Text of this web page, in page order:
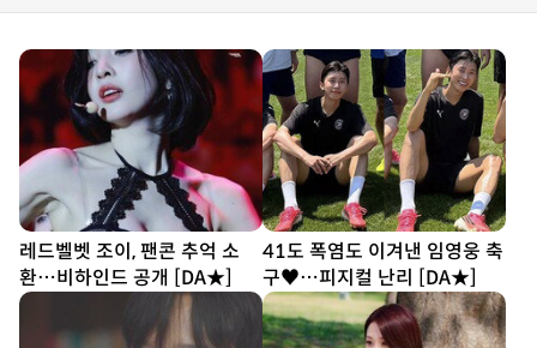
레드벨벳 조이, 팬콘 추억 소
환…비하인드 공개 [DA★]
41도 폭염도 이겨낸 임영웅 축
구♥…피지컬 난리 [DA★]